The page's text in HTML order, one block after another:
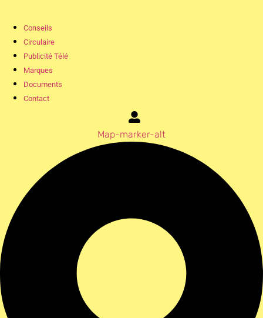
Conseils
Circulaire
Publicité Télé
Marques
Documents
Contact
Map-marker-alt